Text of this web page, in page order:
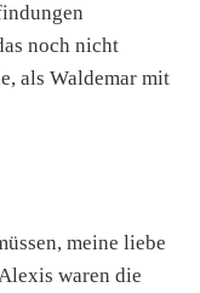
noch nicht
als Waldemar mit
meine liebe
waren die